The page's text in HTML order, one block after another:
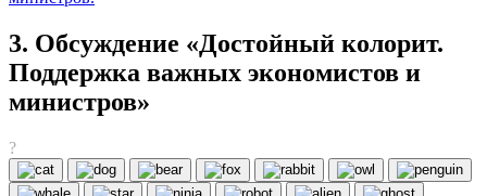
3. Обсуждение «Достойный колорит.
Поддержка важных экономистов и
министров»
?